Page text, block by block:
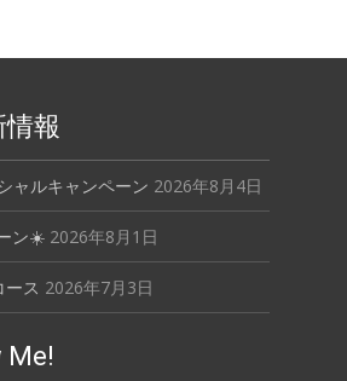
報
ャルキャンペーン 2026年8月4日
ン☀️ 2026年8月1日
ス 2026年7月3日